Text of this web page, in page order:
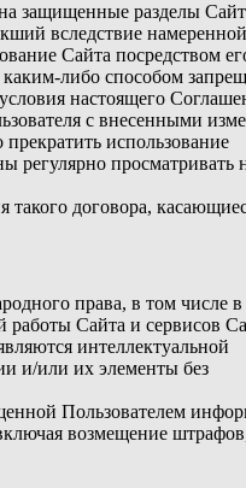
защищенные разделы
вследствие
Сайта посредством
либо способом
настоящего
с внесенными
использование
регулярно просматривать
такого договора,
права, в том числе в
Сайта и сервисов
интеллектуальной
и/или их элементы без
Пользователем
возмещение